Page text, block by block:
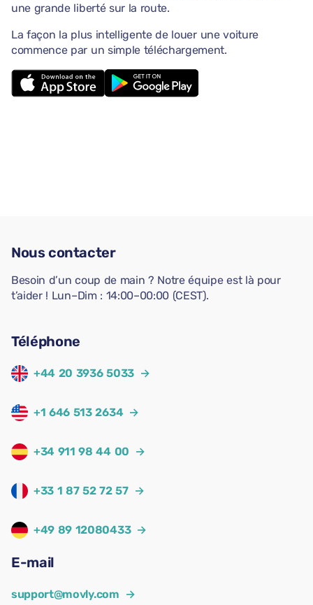
une grande liberté sur la route.
La façon la plus intelligente de louer une voiture
commence par un simple téléchargement.
Nous contacter
Besoin d’un coup de main ? Notre équipe est là pour
t’aider ! Lun–Dim : 14:00–00:00 (CEST).
Téléphone
+44 20 3936 5033 →
+1 646 513 2634 →
+34 911 98 44 00 →
+33 1 87 52 72 57 →
+49 89 12080433 →
E-mail
support@movly.com →